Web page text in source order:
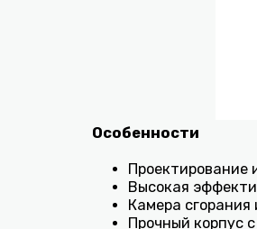
Особенности
Проектирование
Высокая
Камера
Прочный корпус